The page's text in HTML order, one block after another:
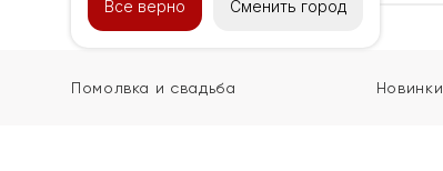
Все верно Сменить город
Помолвка и свадьба Новинки